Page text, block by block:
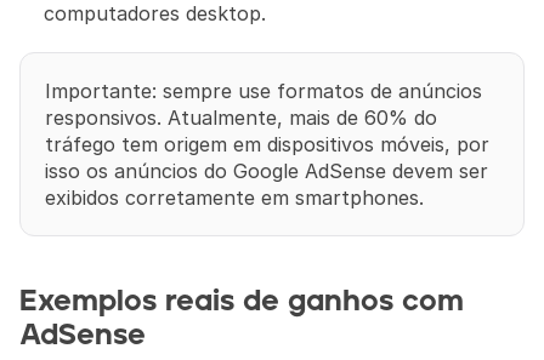
computadores desktop.
Importante: sempre use formatos de anúncios
responsivos. Atualmente, mais de 60% do
tráfego tem origem em dispositivos móveis, por
isso os anúncios do Google AdSense devem ser
exibidos corretamente em smartphones.
Exemplos reais de ganhos com
AdSense